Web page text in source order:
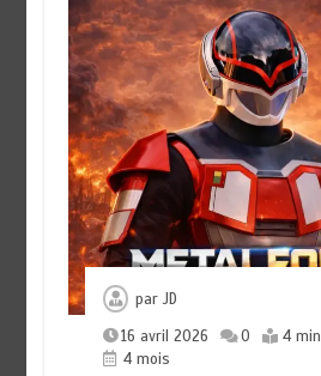
parJD
16 avril 2026
0
4
4 mois